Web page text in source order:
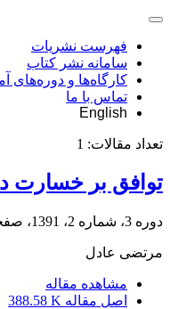
فهرست نشریات
سامانه نشر کتاب
کارگاه‌ها و
تماس با ما
English
تعداد مقالات: 1
توافق بر خسارت
دوره 3، شماره 2، 1391، صفحه
مرتضی عادل
مشاهده مقاله
اصل مقاله 388.58 K